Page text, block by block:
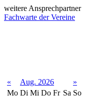
weitere Ansprechpartner
Fachwarte der Vereine
« Aug. 2026
»
Mo Di Mi Do Fr Sa So